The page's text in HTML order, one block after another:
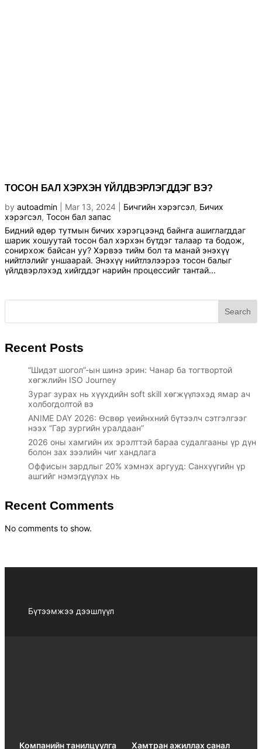
ТОСОН БАЛ ХЭРХЭН ҮЙЛДВЭРЛЭГДДЭГ ВЭ?
by autoadmin Mar 13, 2024 Бичгийн хэрэгсэл, Бичих
хэрэгсэл, Тосон бал запас
Бидний өдөр тутмын бичих хэрэгцээнд байнга ашиглагддаг
шарик хошуутай тосон бал хэрхэн бүтдэг талаар та бодож,
сонирхож байсан уу? Хэрвээ тийм бол та манай энэхүү
нийтлэлийг уншаарай. Энэхүү нийтлэлээрээ тосон балыг
үйлдвэрлэхэд хийгддэг нарийн процессийг тантай...
Search
Recent Posts
“Шидэт шогол”-ын шинэ эрин: Чанар ба тогтвортой
хөгжлийн ISO Journey
Зураг зурах нь хүүхдийн soft skill хөгжүүлэхэд ямар ач
холбогдолтой вэ
ANIME DAY 2026: Өсвөр үеийнхний бүтээлч сэтгэлгээг
нээх “Гар зургийн уралдаан”
2026 оны хамгийн их эрэлттэй бараа судалгааны үр дүн
болон зах зээлийн чиг хандлага
Оффисын зардлыг 20% хэмнэх аргууд: Санхүүгийн үр
ашгийг нэмэгдүүлэх нь
Recent Comments
No comments to show.
Бүтээмжээ дээшлүүл
Компанийн танилцуулга Хамтран ажиллах санал